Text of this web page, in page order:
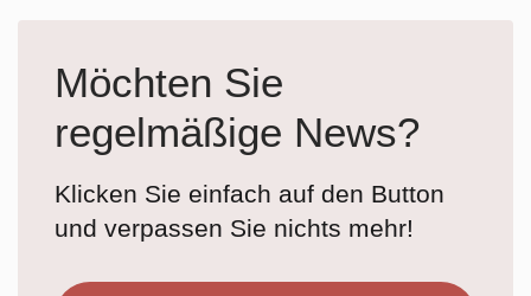
Möchten Sie
regelmäßige News?
Klicken Sie einfach auf den Button
und verpassen Sie nichts mehr!